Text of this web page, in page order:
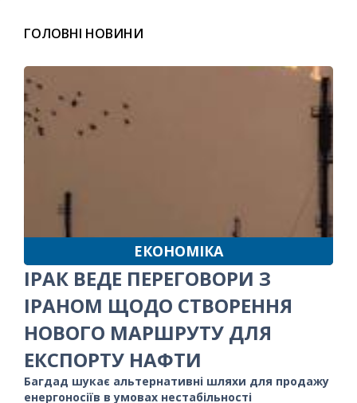
ГОЛОВНІ НОВИНИ
ЕКОНОМІКА
ІРАК ВЕДЕ ПЕРЕГОВОРИ З
ІРАНОМ ЩОДО СТВОРЕННЯ
НОВОГО МАРШРУТУ ДЛЯ
ЕКСПОРТУ НАФТИ
Багдад шукає альтернативні шляхи для продажу
енергоносіїв в умовах нестабільності